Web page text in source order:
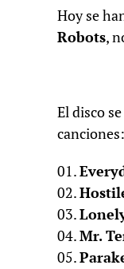
Hoy se
Robots,
El disco
canciones:
01.
02.
03.
04.Mr.
05.